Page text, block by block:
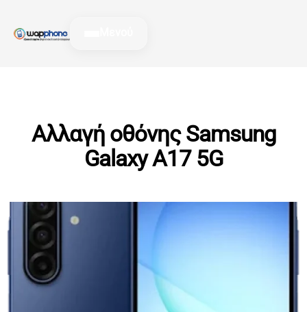
στο
Αλλαγή οθόνης Samsung
Galaxy A17 5G